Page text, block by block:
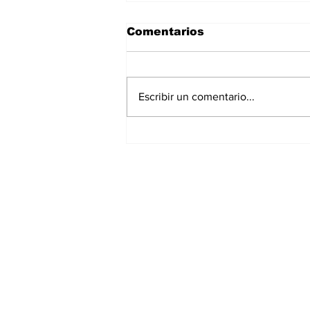
Comentarios
Escribir un comentario...